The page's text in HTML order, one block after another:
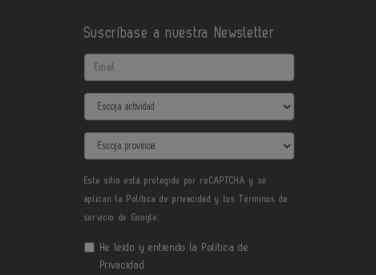
Suscríbase a nuestra Newsletter
Email
Actividad
Provincia
Este sitio está protegido por reCAPTCHA y se
aplican la Política de privacidad y los Términos de
servicio de Google.
He leído y entiendo la Política de
Privacidad